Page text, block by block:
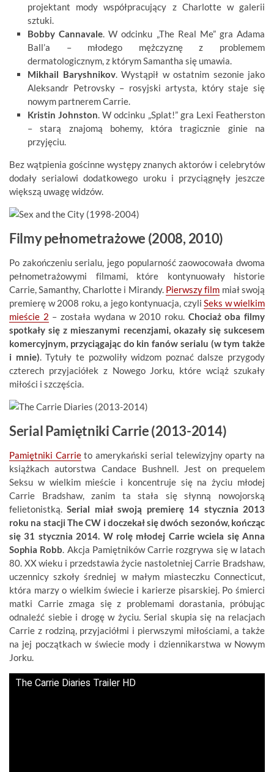
projektant mody współpracujący z Charlotte w galerii
sztuki.
Bobby Cannavale. W odcinku „The Real Me” gra Adama
Ball’a – młodego mężczyznę z problemem
dermatologicznym, z którym Samantha się umawia.
Mikhail Baryshnikov. Wystąpił w ostatnim sezonie jako
Aleksandr Petrovsky – rosyjski artysta, który staje się
nowym partnerem Carrie.
Kristin Johnston. W odcinku „Splat!” gra Lexi Featherston
– starą znajomą bohemy, która tragicznie ginie na
przyjęciu.
Bez wątpienia gościnne występy znanych aktorów i celebrytów
dodały serialowi dodatkowego uroku i przyciągnęły jeszcze
większą uwagę widzów.
Filmy pełnometrażowe (2008, 2010)
Po zakończeniu serialu, jego popularność zaowocowała dwoma
pełnometrażowymi filmami, które kontynuowały historie
Carrie, Samanthy, Charlotte i Mirandy. Pierwszy film miał swoją
premierę w 2008 roku, a jego kontynuacja, czyli Seks w wielkim
mieście 2 – została wydana w 2010 roku. Chociaż oba filmy
spotkały się z mieszanymi recenzjami, okazały się sukcesem
komercyjnym, przyciągając do kin fanów serialu (w tym także
i mnie). Tytuły te pozwoliły widzom poznać dalsze przygody
czterech przyjaciółek z Nowego Jorku, które wciąż szukały
miłości i szczęścia.
Serial Pamiętniki Carrie (2013-2014)
Pamiętniki Carrieto amerykański serial telewizyjny oparty na
książkach autorstwa Candace Bushnell. Jest on prequelem
Seksu w wielkim mieście i koncentruje się na życiu młodej
Carrie Bradshaw, zanim ta stała się słynną nowojorską
felietonistką.Serial miał swoją premierę 14 stycznia 2013
roku na stacji The CW i doczekał się dwóch sezonów, kończąc
się 31 stycznia 2014. W rolę młodej Carrie wciela się Anna
Sophia Robb. Akcja Pamiętników Carrie rozgrywa się w latach
80. XX wieku i przedstawia życie nastoletniej Carrie Bradshaw,
uczennicy szkoły średniej w małym miasteczku Connecticut,
która marzy o wielkim świecie i karierze pisarskiej. Po śmierci
matki Carrie zmaga się z problemami dorastania, próbując
odnaleźć siebie i drogę w życiu. Serial skupia się na relacjach
Carrie z rodziną, przyjaciółmi i pierwszymi miłościami, a także
na jej początkach w świecie mody i dziennikarstwa w Nowym
Jorku.
The Carrie Diaries Trailer HD